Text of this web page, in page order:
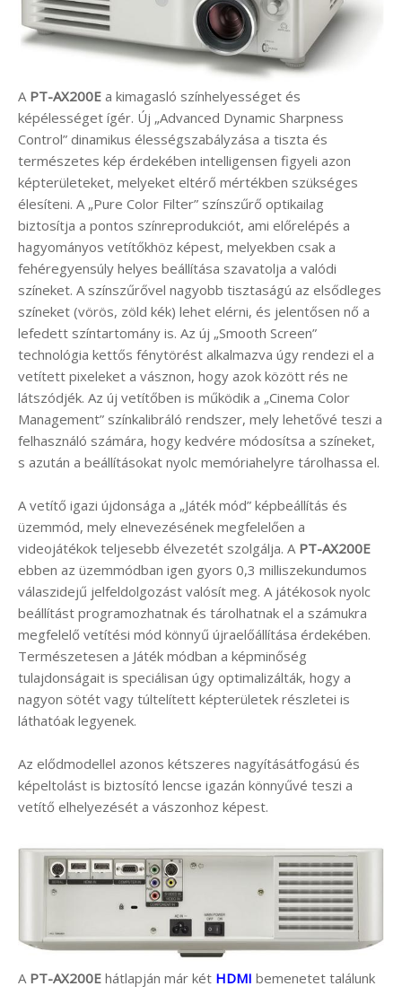
A PT-AX200E a kimagasló színhelyességet és
képélességet ígér. Új „Advanced Dynamic Sharpness
Control” dinamikus élességszabályzása a tiszta és
természetes kép érdekében intelligensen figyeli azon
képterületeket, melyeket eltérő mértékben szükséges
élesíteni. A „Pure Color Filter” színszűrő optikailag
biztosítja a pontos színreprodukciót, ami előrelépés a
hagyományos vetítőkhöz képest, melyekben csak a
fehéregyensúly helyes beállítása szavatolja a valódi
színeket. A színszűrővel nagyobb tisztaságú az elsődleges
színeket (vörös, zöld kék) lehet elérni, és jelentősen nő a
lefedett színtartomány is. Az új „Smooth Screen”
technológia kettős fénytörést alkalmazva úgy rendezi el a
vetített pixeleket a vásznon, hogy azok között rés ne
látszódjék. Az új vetítőben is működik a „Cinema Color
Management” színkalibráló rendszer, mely lehetővé teszi a
felhasználó számára, hogy kedvére módosítsa a színeket,
s azután a beállításokat nyolc memóriahelyre tárolhassa el.
A vetítő igazi újdonsága a „Játék mód” képbeállítás és
üzemmód, mely elnevezésének megfelelően a
videojátékok teljesebb élvezetét szolgálja. A PT-AX200E
ebben az üzemmódban igen gyors 0,3 milliszekundumos
válaszidejű jelfeldolgozást valósít meg. A játékosok nyolc
beállítást programozhatnak és tárolhatnak el a számukra
megfelelő vetítési mód könnyű újraelőállítása érdekében.
Természetesen a Játék módban a képminőség
tulajdonságait is speciálisan úgy optimalizálták, hogy a
nagyon sötét vagy túltelített képterületek részletei is
láthatóak legyenek.
Az elődmodellel azonos kétszeres nagyításátfogású és
képeltolást is biztosító lencse igazán könnyűvé teszi a
vetítő elhelyezését a vászonhoz képest.
A PT-AX200E hátlapján már két HDMI bemenetet találunk